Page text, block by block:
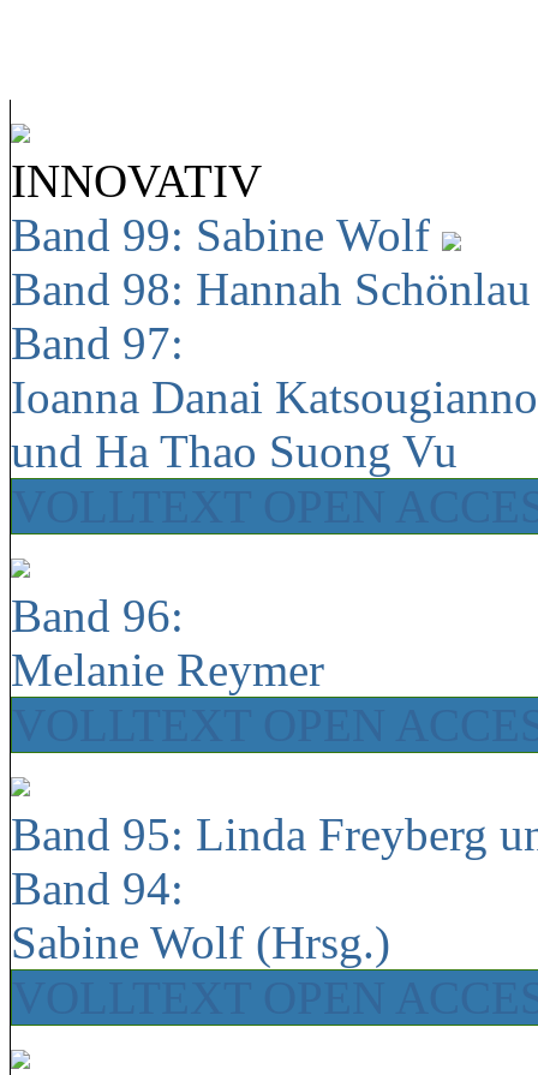
INNOVATIV
Band 99: Sabine Wolf
Band 98: Hannah
Band 97:
Ioanna Danai
und Ha Thao Suong Vu
Band 96:
Melanie Reymer
Band 95: Linda Freyberg
Band 94:
Sabine Wolf (Hrsg.)